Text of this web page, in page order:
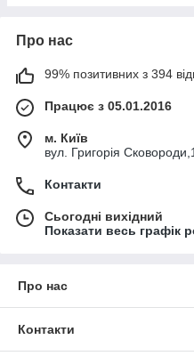
Про нас
99% позитивних з 394
Працює з 05.01.2016
м. Київ
вул. Григорія
Контакти
Сьогодні вихідний
Показати весь графік
Про нас
Контакти